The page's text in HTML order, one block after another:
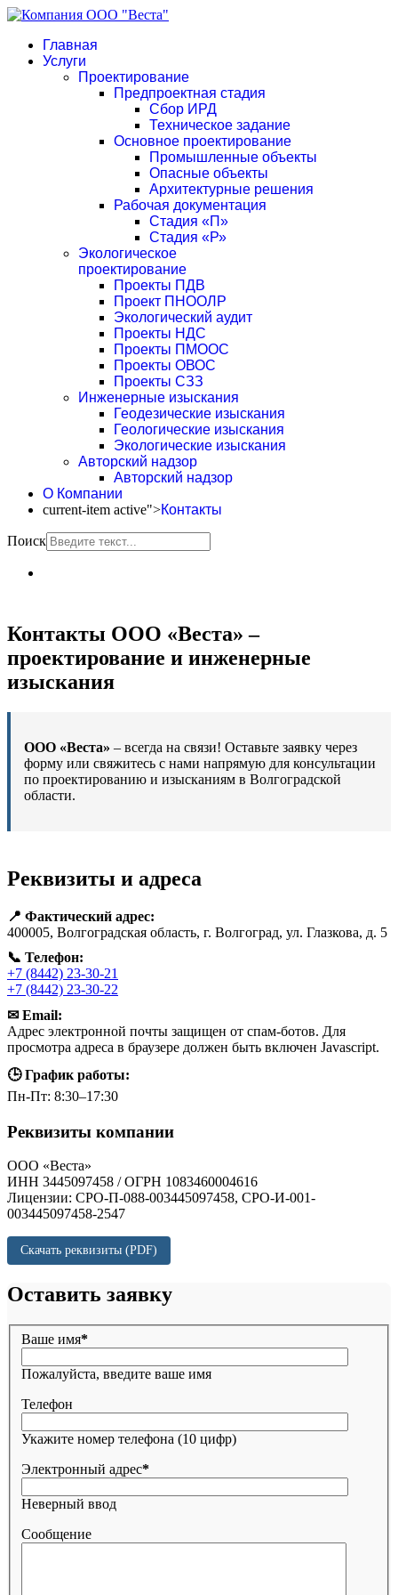
Главная
Услуги
Проектирование
Предпроектная стадия
Сбор ИРД
Техническое задание
Основное проектирование
Промышленные объекты
Опасные объекты
Архитектурные решения
Рабочая документация
Стадия «П»
Стадия «Р»
Экологическое
проектирование
Проекты ПДВ
Проект ПНООЛР
Экологический аудит
Проекты НДС
Проекты ПМООС
Проекты ОВОС
Проекты СЗЗ
Инженерные изыскания
Геодезические изыскания
Геологические изыскания
Экологические изыскания
Авторский надзор
Авторский надзор
О Компании
current-item active">Контакты
Поиск
Контакты ООО «Веста» –
проектирование и инженерные
изыскания
ООО «Веста» – всегда на связи! Оставьте заявку через
форму или свяжитесь с нами напрямую для консультации
по проектированию и изысканиям в Волгоградской
области.
Реквизиты и адреса
📍 Фактический адрес:
400005, Волгоградская область, г. Волгоград, ул. Глазкова, д. 5
📞 Телефон:
+7 (8442) 23-30-21
+7 (8442) 23-30-22
✉ Email:
Адрес электронной почты защищен от спам-ботов. Для
просмотра адреса в браузере должен быть включен Javascript.
🕒 График работы:
Пн-Пт: 8:30–17:30
Реквизиты компании
ООО «Веста»
ИНН 3445097458 / ОГРН 1083460004616
Лицензии: СРО-П-088-003445097458, СРО-И-001-
003445097458-2547
Скачать реквизиты (PDF)
Оставить заявку
Ваше имя*
Пожалуйста, введите ваше имя
Телефон
Укажите номер телефона (10 цифр)
Электронный адрес*
Неверный ввод
Сообщение